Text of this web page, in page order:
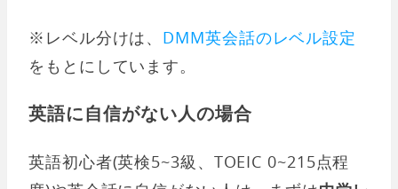
※レベル分けは、 DMM英会話のレベル設定
をもとにしています。
英語に自信がない人の場合
英語初心者(英検5~3級、TOEIC 0~215点程